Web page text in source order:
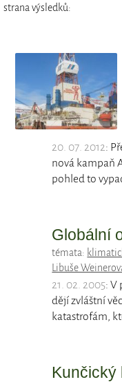
strana výsledků:
20. 07. 2012:
nová kampaň
pohled to
Globální
témata:
Libuše
21. 02. 2005: V
dějí zvláštní
katastrofám,
Kunčický